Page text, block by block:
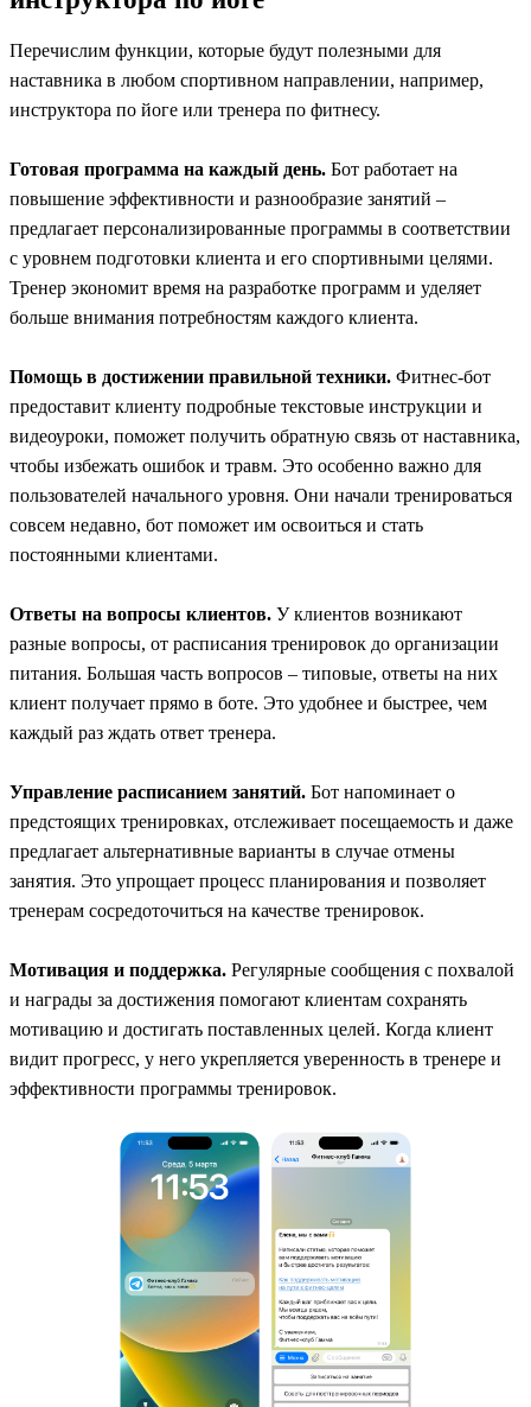
Перечислим функции, которые будут полезными для
наставника в любом спортивном направлении, например,
инструктора по йоге или тренера по фитнесу.
Готовая программа на каждый день. Бот работает на
повышение эффективности и разнообразие занятий –
предлагает персонализированные программы в соответствии
с уровнем подготовки клиента и его спортивными целями.
Тренер экономит время на разработке программ и уделяет
больше внимания потребностям каждого клиента.
Помощь в достижении правильной техники. Фитнес-бот
предоставит клиенту подробные текстовые инструкции и
видеоуроки, поможет получить обратную связь от наставника,
чтобы избежать ошибок и травм. Это особенно важно для
пользователей начального уровня. Они начали тренироваться
совсем недавно, бот поможет им освоиться и стать
постоянными клиентами.
Ответы на вопросы клиентов. У клиентов возникают
разные вопросы, от расписания тренировок до организации
питания. Большая часть вопросов – типовые, ответы на них
клиент получает прямо в боте. Это удобнее и быстрее, чем
каждый раз ждать ответ тренера.
Управление расписанием занятий. Бот напоминает о
предстоящих тренировках, отслеживает посещаемость и даже
предлагает альтернативные варианты в случае отмены
занятия. Это упрощает процесс планирования и позволяет
тренерам сосредоточиться на качестве тренировок.
Мотивация и поддержка. Регулярные сообщения с похвалой
и награды за достижения помогают клиентам сохранять
мотивацию и достигать поставленных целей. Когда клиент
видит прогресс, у него укрепляется уверенность в тренере и
эффективности программы тренировок.